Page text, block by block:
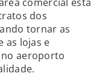
dos
tornar as
as lojas e
aeroporto